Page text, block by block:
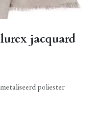
jacquard
poliester